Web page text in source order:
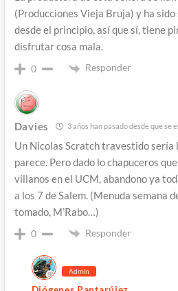
(Producciones Vieja Bruja) y ha sido
desde el principio, así que sí, tiene
disfrutar cosa mala.
0 Responder
Davies 3 años han pasado desde que se
Un Nicolas Scratch travestido sería
parece. Pero dado lo chapuceros
villanos en el UCM, abandono ya
a los 7 de Salem. (Menuda semana
tomado, M’Rabo…)
0 Responder
Admin